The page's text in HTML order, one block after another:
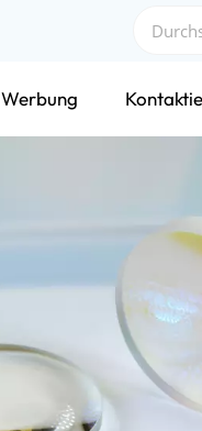
Werbung